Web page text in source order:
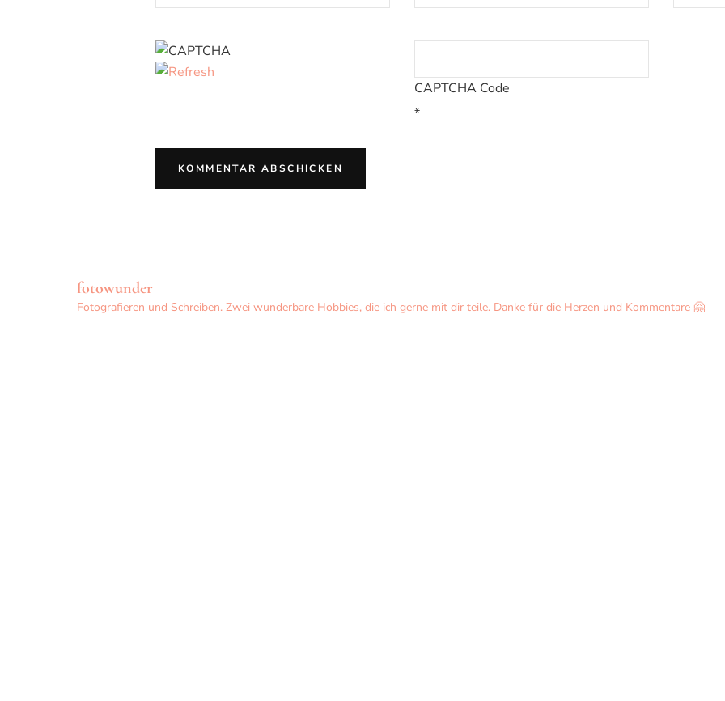
CAPTCHA Code
*
fotowunder
Fotografieren und Schreiben. Zwei wunderbare Hobbies, die ich gerne mit dir teile. Danke für die Herzen und Kommentare 🤗